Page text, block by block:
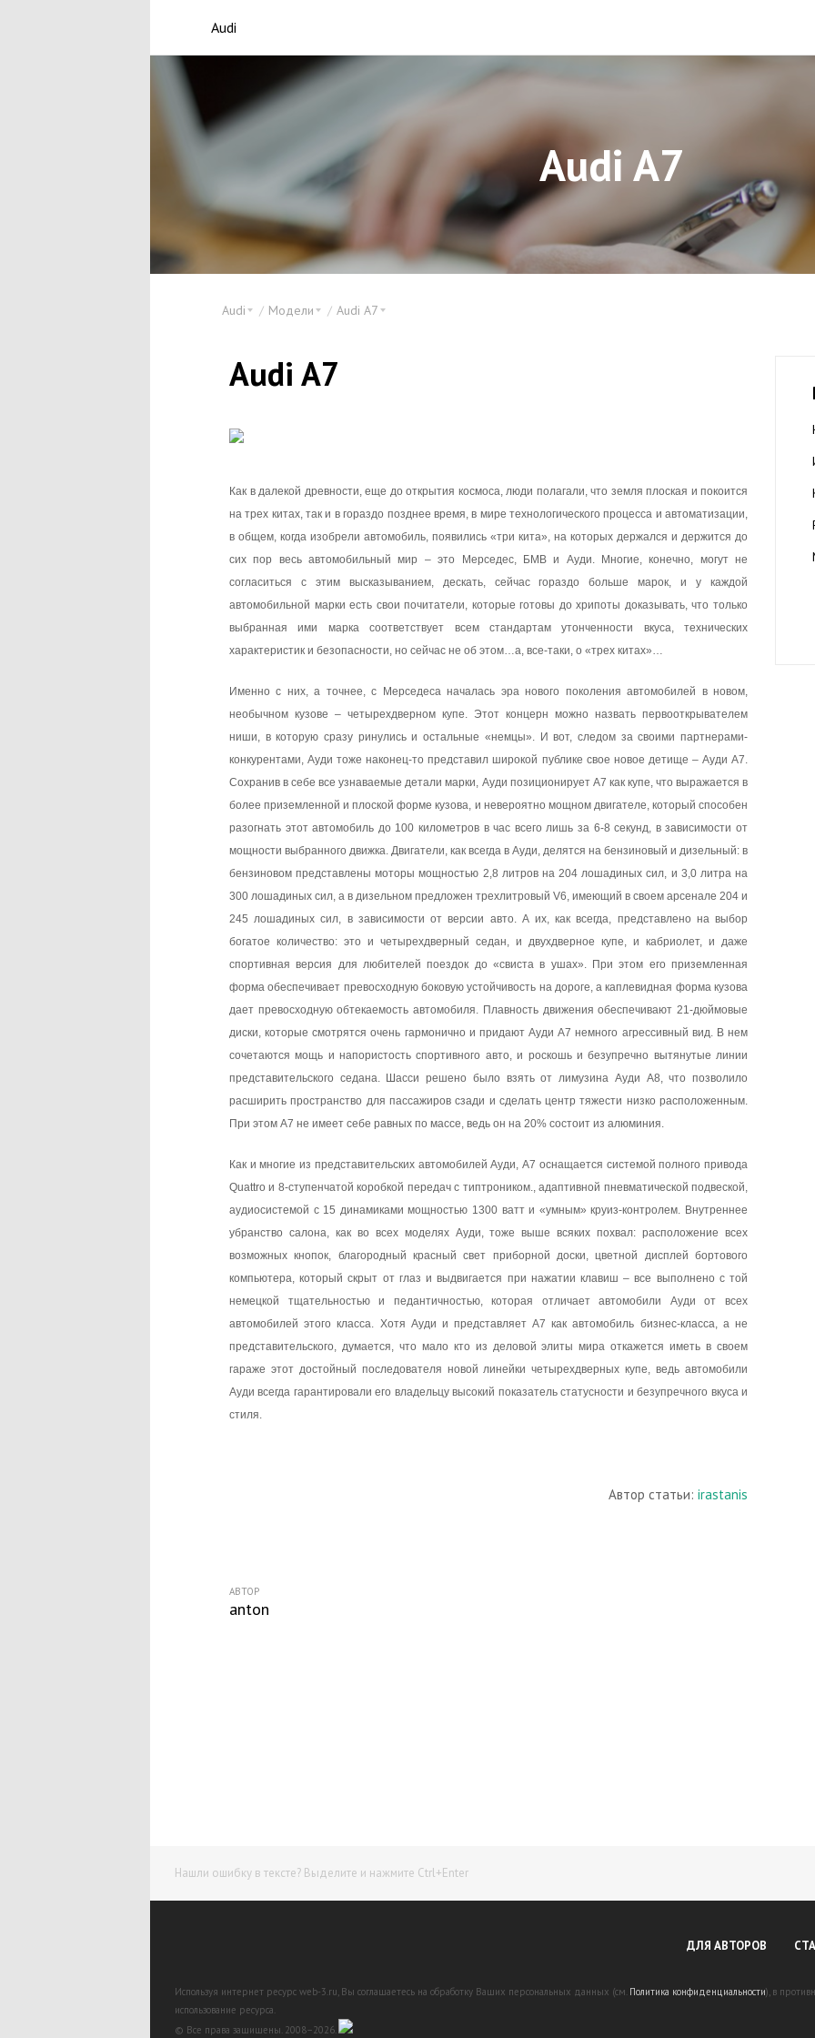
Audi
Audi A7
Audi Модели Audi A7
Audi A7
Как в далекой древности, еще до открытия космоса, люди полагали, что земля плоская и покоится
на трех китах, так и в гораздо позднее время, в мире технологического процесса и автоматизации,
в общем, когда изобрели автомобиль, появились «три кита», на которых держался и держится до
сих пор весь автомобильный мир – это Мерседес, БМВ и Ауди. Многие, конечно, могут не
согласиться с этим высказыванием, дескать, сейчас гораздо больше марок, и у каждой
автомобильной марки есть свои почитатели, которые готовы до хрипоты доказывать, что только
выбранная ими марка соответствует всем стандартам утонченности вкуса, технических
характеристик и безопасности, но сейчас не об этом…а, все-таки, о «трех китах»…
Именно с них, а точнее, с Мерседеса началась эра нового поколения автомобилей в новом,
необычном кузове – четырехдверном купе. Этот концерн можно назвать первооткрывателем
ниши, в которую сразу ринулись и остальные «немцы». И вот, следом за своими партнерами-
конкурентами, Ауди тоже наконец-то представил широкой публике свое новое детище – Ауди А7.
Сохранив в себе все узнаваемые детали марки, Ауди позиционирует А7 как купе, что выражается в
более приземленной и плоской форме кузова, и невероятно мощном двигателе, который способен
разогнать этот автомобиль до 100 километров в час всего лишь за 6-8 секунд, в зависимости от
мощности выбранного движка. Двигатели, как всегда в Ауди, делятся на бензиновый и дизельный: в
бензиновом представлены моторы мощностью 2,8 литров на 204 лошадиных сил, и 3,0 литра на
300 лошадиных сил, а в дизельном предложен трехлитровый V6, имеющий в своем арсенале 204 и
245 лошадиных сил, в зависимости от версии авто. А их, как всегда, представлено на выбор
богатое количество: это и четырехдверный седан, и двухдверное купе, и кабриолет, и даже
спортивная версия для любителей поездок до «свиста в ушах». При этом его приземленная
форма обеспечивает превосходную боковую устойчивость на дороге, а каплевидная форма кузова
дает превосходную обтекаемость автомобиля. Плавность движения обеспечивают 21-дюймовые
диски, которые смотрятся очень гармонично и придают Ауди А7 немного агрессивный вид. В нем
сочетаются мощь и напористость спортивного авто, и роскошь и безупречно вытянутые линии
представительского седана. Шасси решено было взять от лимузина Ауди А8, что позволило
расширить пространство для пассажиров сзади и сделать центр тяжести низко расположенным.
При этом А7 не имеет себе равных по массе, ведь он на 20% состоит из алюминия.
Как и многие из представительских автомобилей Ауди, А7 оснащается системой полного привода
Quattro и 8-ступенчатой коробкой передач с типтроником., адаптивной пневматической подвеской,
аудиосистемой с 15 динамиками мощностью 1300 ватт и «умным» круиз-контролем. Внутреннее
убранство салона, как во всех моделях Ауди, тоже выше всяких похвал: расположение всех
возможных кнопок, благородный красный свет приборной доски, цветной дисплей бортового
компьютера, который скрыт от глаз и выдвигается при нажатии клавиш – все выполнено с той
немецкой тщательностью и педантичностью, которая отличает автомобили Ауди от всех
автомобилей этого класса. Хотя Ауди и представляет А7 как автомобиль бизнес-класса, а не
представительского, думается, что мало кто из деловой элиты мира откажется иметь в своем
гараже этот достойный последователя новой линейки четырехдверных купе, ведь автомобили
Ауди всегда гарантировали его владельцу высокий показатель статусности и безупречного вкуса и
стиля.
Автор статьи: irastanis
АВТОР
anton
Нашли ошибку в тексте? Выделите и нажмите Ctrl+Enter
ДЛЯ АВТОРОВ
Используя интернет ресурс web-3.ru, Вы соглашаетесь на обработку Ваших персональных данных (см. Политика конфиденциальности), в
использование ресурса.
© Все права защищены. 2008–2026.